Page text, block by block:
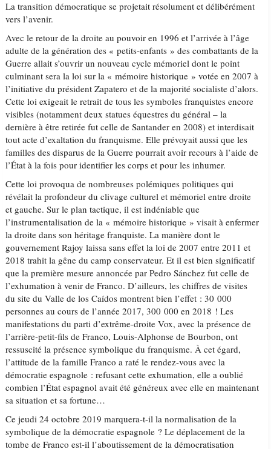
La transition démocratique se projetait résolument et délibérément
vers l’avenir.
Avec le retour de la droite au pouvoir en 1996 et l’arrivée à l’âge
adulte de la génération des « petits-enfants » des combattants de la
Guerre allait s’ouvrir un nouveau cycle mémoriel dont le point
culminant sera la loi sur la « mémoire historique » votée en 2007 à
l’initiative du président Zapatero et de la majorité socialiste d’alors.
Cette loi exigeait le retrait de tous les symboles franquistes encore
visibles (notamment deux statues équestres du général – la
dernière à être retirée fut celle de Santander en 2008) et interdisait
tout acte d’exaltation du franquisme. Elle prévoyait aussi que les
familles des disparus de la Guerre pourrait avoir recours à l’aide de
l’État à la fois pour identifier les corps et pour les inhumer.
Cette loi provoqua de nombreuses polémiques politiques qui
révélait la profondeur du clivage culturel et mémoriel entre droite
et gauche. Sur le plan tactique, il est indéniable que
l’instrumentalisation de la « mémoire historique » visait à enfermer
la droite dans son héritage franquiste. La manière dont le
gouvernement Rajoy laissa sans effet la loi de 2007 entre 2011 et
2018 trahit la gêne du camp conservateur. Et il est bien significatif
que la première mesure annoncée par Pedro Sánchez fut celle de
l’exhumation à venir de Franco. D’ailleurs, les chiffres de visites
du site du Valle de los Caídos montrent bien l’effet : 30 000
personnes au cours de l’année 2017, 300 000 en 2018 ! Les
manifestations du parti d’extrême-droite Vox, avec la présence de
l’arrière-petit-fils de Franco, Louis-Alphonse de Bourbon, ont
ressuscité la présence symbolique du franquisme. À cet égard,
l’attitude de la famille Franco a raté le rendez-vous avec la
démocratie espagnole : refusant cette exhumation, elle a oublié
combien l’État espagnol avait été généreux avec elle en maintenant
sa situation et sa fortune…
Ce jeudi 24 octobre 2019 marquera-t-il la normalisation de la
symbolique de la démocratie espagnole ? Le déplacement de la
tombe de Franco est-il l’aboutissement de la démocratisation